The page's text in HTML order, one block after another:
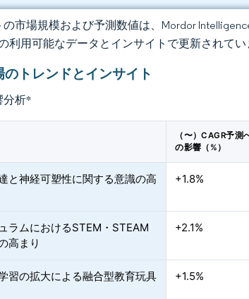
市場規模および予測数値は、Mordor
利用可能なデータとインサイトで更新されてい
トレンドとインサイト
分析*
（〜）CAGR予測
の影響（%）
と神経可塑性に関する意識の高
+1.8%
ラムにおけるSTEM・STEAM
高まり
+2.1%
習の拡大による融合型教育玩具
+1.5%